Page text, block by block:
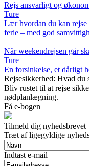
Rejs ansvarligt og
Ture
Lær hvordan du kan rejse
ferie – med god
Når weekendrejsen går
Ture
En forsinkelse, et dårligt
Rejsesikkerhed: Hvad du
Bliv rustet til at rejse
nødplanlægning.
Få e-bogen
Tilmeld dig nyhedsbrevet
Træt af ligegyldige
Indtast e-mail